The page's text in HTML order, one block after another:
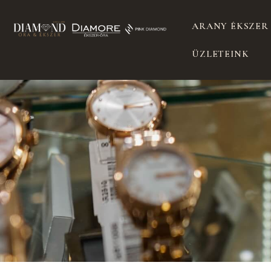
ARANY ÉKSZER
ÜZLETEINK